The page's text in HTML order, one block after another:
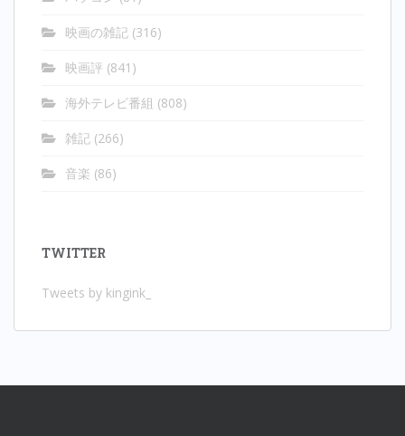
映画の雑記 (316)
映画評 (841)
海外テレビ番組 (808)
雑記 (266)
音楽 (86)
TWITTER
Tweets by kingink_